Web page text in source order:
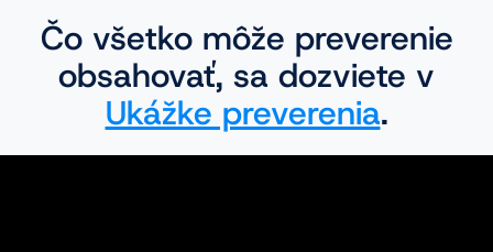
Čo všetko môže preverenie
obsahovať, sa dozviete v
Ukážke preverenia.